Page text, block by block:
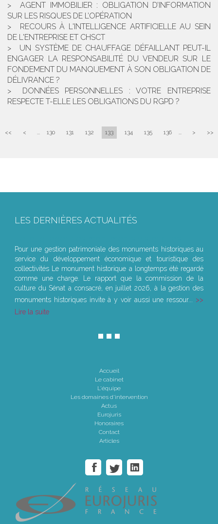
AGENT IMMOBILIER : OBLIGATION D’INFORMATION
SUR LES RISQUES DE L’OPÉRATION
RECOURS À L'INTELLIGENCE ARTIFICIELLE AU SEIN
DE L'ENTREPRISE ET CHSCT
UN SYSTÈME DE CHAUFFAGE DÉFAILLANT PEUT-IL
ENGAGER LA RESPONSABILITÉ DU VENDEUR SUR LE
FONDEMENT DU MANQUEMENT À SON OBLIGATION DE
DÉLIVRANCE ?
DONNÉES PERSONNELLES : VOTRE ENTREPRISE
RESPECTE T-ELLE LES OBLIGATIONS DU RGPD ?
<< < ... 130 131 132 133 134 135 136 ... > >>
LES DERNIÈRES ACTUALITÉS
Pour une gestion patrimoniale des monuments historiques au
service du développement économique et touristique des
collectivités Le monument historique a longtemps été regardé
comme une charge. Le rapport que la commission de la
culture du Sénat a consacré, en juillet 2026, à la gestion des
monuments historiques invite à y voir aussi une ressour...
Lire la suite
Accueil
Le cabinet
L'équipe
Les domaines d'intervention
Actus
Eurojuris
Honoraires
Contact
Articles